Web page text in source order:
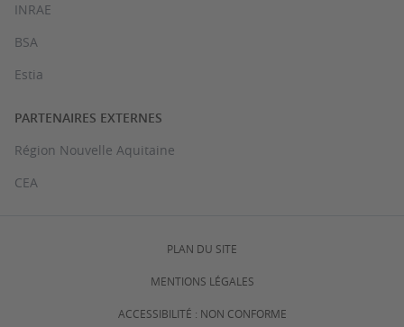
INRAE
BSA
Estia
PARTENAIRES EXTERNES
Région Nouvelle Aquitaine
CEA
PLAN DU SITE
MENTIONS LÉGALES
ACCESSIBILITÉ : NON CONFORME